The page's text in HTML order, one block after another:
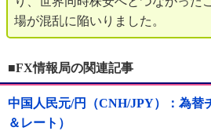
場が混乱に陥いりました。
■FX情報局の関連記事
中国人民元/円（CNH/JPY）：為替
＆レート）